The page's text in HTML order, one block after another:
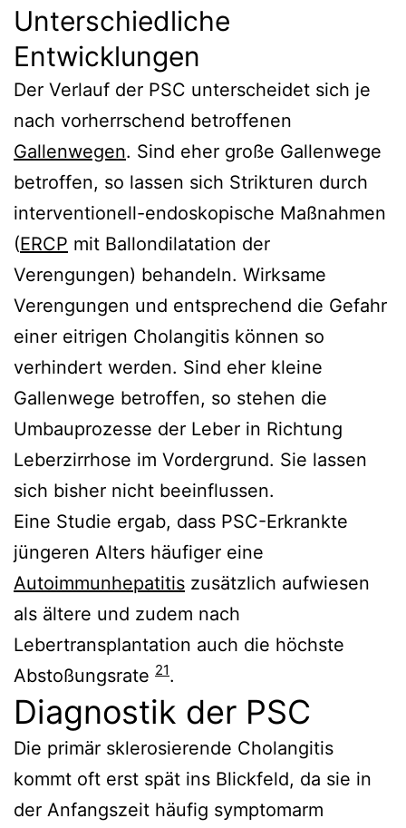
Unterschiedliche
Entwicklungen
Der Verlauf der PSC unterscheidet sich je
nach vorherrschend betroffenen
Gallenwegen. Sind eher große Gallenwege
betroffen, so lassen sich Strikturen durch
interventionell-endoskopische Maßnahmen
(ERCP mit Ballondilatation der
Verengungen) behandeln. Wirksame
Verengungen und entsprechend die Gefahr
einer eitrigen Cholangitis können so
verhindert werden. Sind eher kleine
Gallenwege betroffen, so stehen die
Umbauprozesse der Leber in Richtung
Leberzirrhose im Vordergrund. Sie lassen
sich bisher nicht beeinflussen.
Eine Studie ergab, dass PSC-Erkrankte
jüngeren Alters häufiger eine
Autoimmunhepatitis zusätzlich aufwiesen
als ältere und zudem nach
Lebertransplantation auch die höchste
Abstoßungsrate 21.
Diagnostik der PSC
Die primär sklerosierende Cholangitis
kommt oft erst spät ins Blickfeld, da sie in
der Anfangszeit häufig symptomarm